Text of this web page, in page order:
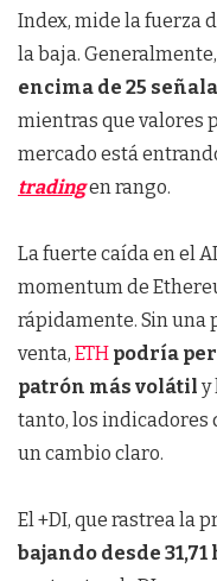
Index, mide la fuerza
la baja. Generalmente,
encima de 25
mientras que valores
mercado está
tradingen rango.
La fuerte caída en el
momentum de
rápidamente. Sin una
venta, ETH podría
patrón más volátil y
tanto, los indicadores
un cambio claro.
El +DI, que rastrea la
bajando desde